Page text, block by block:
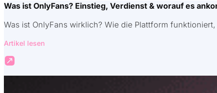
Was ist OnlyFans? Einstieg, Verdienst & worauf es
Was ist OnlyFans wirklich? Wie die Plattform
Artikel lesen